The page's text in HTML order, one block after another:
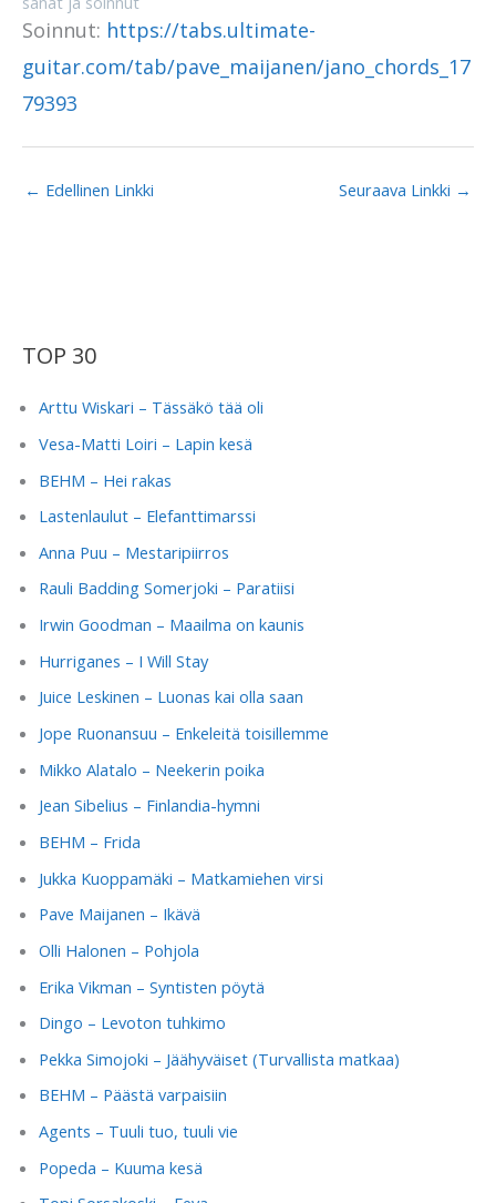
Soinnut: https://tabs.ultimate-
guitar.com/tab/pave_maijanen/jano_chords_17
79393
← Edellinen Linkki Seuraava Linkki →
TOP 30
Arttu Wiskari – Tässäkö tää oli
Vesa-Matti Loiri – Lapin kesä
BEHM – Hei rakas
Lastenlaulut – Elefanttimarssi
Anna Puu – Mestaripiirros
Rauli Badding Somerjoki – Paratiisi
Irwin Goodman – Maailma on kaunis
Hurriganes – I Will Stay
Juice Leskinen – Luonas kai olla saan
Jope Ruonansuu – Enkeleitä toisillemme
Mikko Alatalo – Neekerin poika
Jean Sibelius – Finlandia-hymni
BEHM – Frida
Jukka Kuoppamäki – Matkamiehen virsi
Pave Maijanen – Ikävä
Olli Halonen – Pohjola
Erika Vikman – Syntisten pöytä
Dingo – Levoton tuhkimo
Pekka Simojoki – Jäähyväiset (Turvallista matkaa)
BEHM – Päästä varpaisiin
Agents – Tuuli tuo, tuuli vie
Popeda – Kuuma kesä